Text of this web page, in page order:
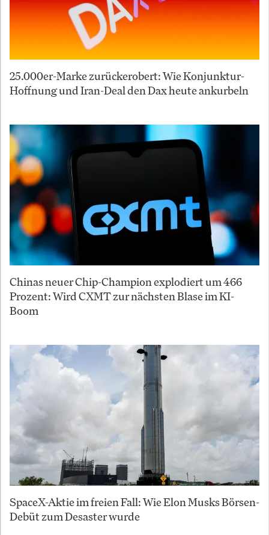
25.000er-Marke zurückerobert: Wie Konjunktur-
Hoffnung und Iran-Deal den Dax heute ankurbeln
Chinas neuer Chip-Champion explodiert um 466
Prozent: Wird CXMT zur nächsten Blase im KI-
Boom
SpaceX-Aktie im freien Fall: Wie Elon Musks Börsen-
Debüt zum Desaster wurde